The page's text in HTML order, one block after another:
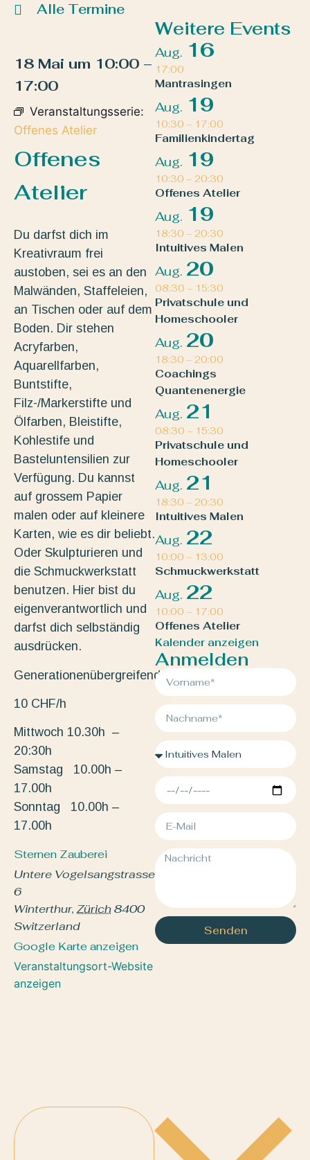
Alle Termine
18 Mai um 10:00 –
17:00
Veranstaltungsserie:
Offenes Atelier
Offenes
Atelier
Du darfst dich im
Kreativraum frei
austoben, sei es an den
Malwänden, Staffeleien,
an Tischen oder auf dem
Boden. Dir stehen
Acryfarben,
Aquarellfarben,
Buntstifte,
Filz-/Markerstifte und
Ölfarben, Bleistifte,
Kohlestife und
Basteluntensilien zur
Verfügung. Du kannst
auf grossem Papier
malen oder auf kleinere
Karten, wie es dir beliebt.
Oder Skulpturieren und
die Schmuckwerkstatt
benutzen. Hier bist du
eigenverantwortlich und
darfst dich selbständig
ausdrücken.
Generationenübergreifend.
10 CHF/h
Mittwoch 10.30h –
20:30h
Samstag 10.00h –
17.00h
Sonntag 10.00h –
17.00h
Sternen Zauberei
Untere Vogelsangstrasse
6
Winterthur, Zürich8400
Switzerland
Google Karte anzeigen
Veranstaltungsort-Website
anzeigen
Weitere Events
Aug. 16
17:00
Mantrasingen
Aug. 19
10:30 – 17:00
Familienkindertag
Aug. 19
10:30 – 20:30
Offenes Atelier
Aug. 19
18:30 – 20:30
Intuitives Malen
Aug. 20
08:30 – 15:30
Privatschule und
Homeschooler
Aug. 20
18:30 – 20:00
Coachings
Quantenenergie
Aug. 21
08:30 – 15:30
Privatschule und
Homeschooler
Aug. 21
18:30 – 20:30
Intuitives Malen
Aug. 22
10:00 – 13:00
Schmuckwerkstatt
Aug. 22
10:00 – 17:00
Offenes Atelier
Kalender anzeigen
Anmelden
Senden